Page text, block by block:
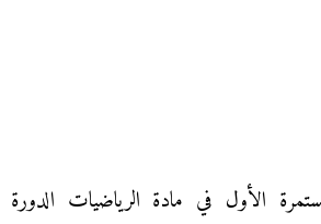
الأول في مادة الرياضيات الدورة